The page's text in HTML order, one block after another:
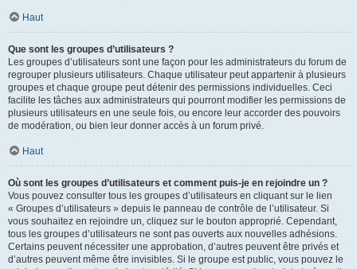
Haut
Que sont les groupes d’utilisateurs ?
Les groupes d’utilisateurs sont une façon pour les administrateurs du forum de
regrouper plusieurs utilisateurs. Chaque utilisateur peut appartenir à plusieurs
groupes et chaque groupe peut détenir des permissions individuelles. Ceci
facilite les tâches aux administrateurs qui pourront modifier les permissions de
plusieurs utilisateurs en une seule fois, ou encore leur accorder des pouvoirs
de modération, ou bien leur donner accès à un forum privé.
Haut
Où sont les groupes d’utilisateurs et comment puis-je en rejoindre un ?
Vous pouvez consulter tous les groupes d’utilisateurs en cliquant sur le lien
« Groupes d’utilisateurs » depuis le panneau de contrôle de l’utilisateur. Si
vous souhaitez en rejoindre un, cliquez sur le bouton approprié. Cependant,
tous les groupes d’utilisateurs ne sont pas ouverts aux nouvelles adhésions.
Certains peuvent nécessiter une approbation, d’autres peuvent être privés et
d’autres peuvent même être invisibles. Si le groupe est public, vous pouvez le